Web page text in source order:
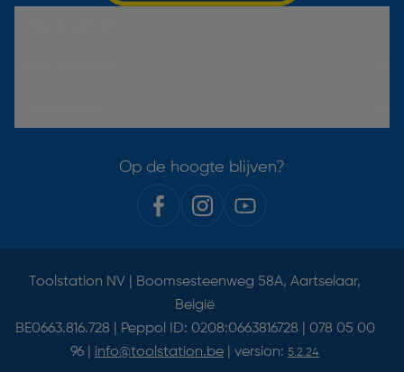
Op de hoogte blijven?
Toolstation NV | Boomsesteenweg 58A, Aartselaar,
België
BE0663.816.728 | Peppol ID: 0208:0663816728 | 078 05 00
96 | info@toolstation.be | version: 5.2.24